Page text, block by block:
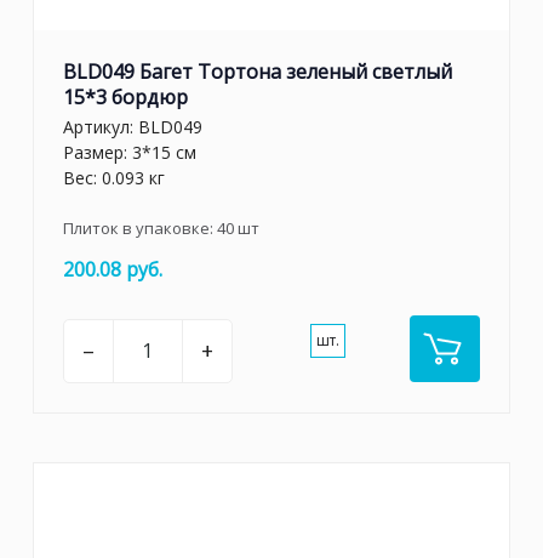
BLD049 Багет Тортона зеленый светлый
15*3 бордюр
Артикул: BLD049
Размер: 3*15 см
Вес: 0.093 кг
Плиток в упаковке: 40шт
200.08 руб.
– + шт.